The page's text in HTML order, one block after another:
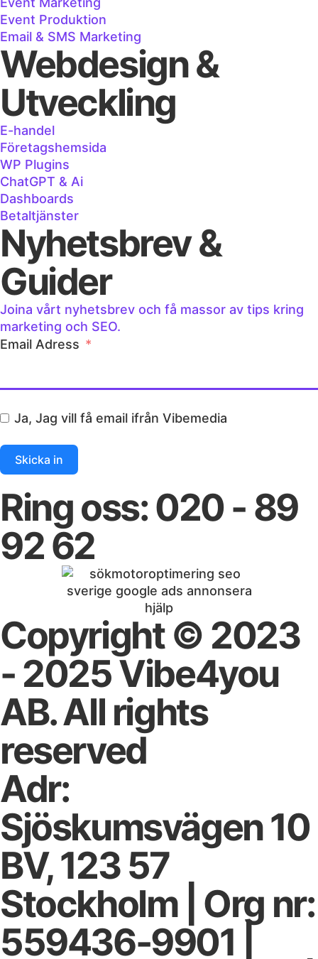
Event Produktion
Email & SMS Marketing
Webdesign &
Utveckling
E-handel
Företagshemsida
WP Plugins
ChatGPT & Ai
Dashboards
Betaltjänster
Nyhetsbrev &
Guider
Joina vårt nyhetsbrev och få massor av tips kring
marketing och SEO.
Email Adress
Ja, Jag vill få email ifrån Vibemedia
Skicka in
Ring oss: 020 - 89
92 62
Copyright © 2023
- 2025 Vibe4you
AB. All rights
reserved
Adr:
Sjöskumsvägen 10
BV, 123 57
Stockholm | Org nr:
559436-9901 |